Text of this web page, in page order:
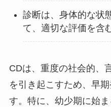
診断は、身体的な状
て、適切な評価を含
CDは、重度の社会的、
を引き起こすため、早
す。特に、幼少期に始